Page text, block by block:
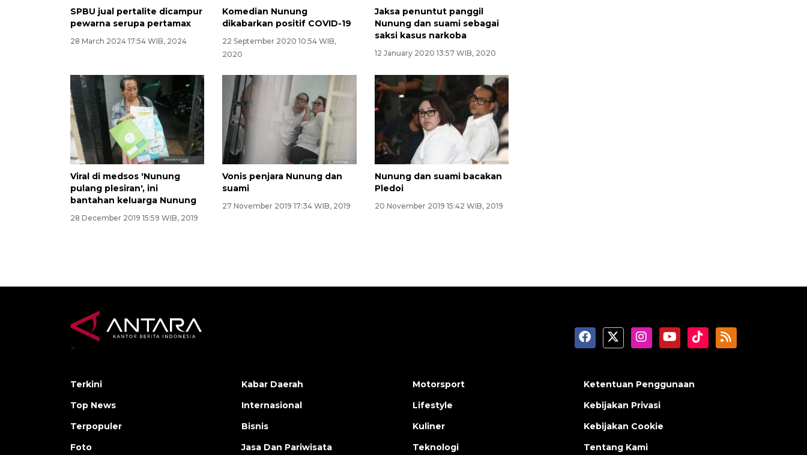
SPBU jual pertalite dicampur
pewarna serupa pertamax
28 March 2024 17:54 WIB, 2024
Komedian Nunung
dikabarkan positif COVID-19
22 September 2020 10:54 WIB,
2020
Jaksa penuntut panggil
Nunung dan suami sebagai
saksi kasus narkoba
12 January 2020 13:57 WIB, 2020
Viral di medsos 'Nunung
pulang plesiran', ini
bantahan keluarga Nunung
28 December 2019 15:59 WIB, 2019
Vonis penjara Nunung dan
suami
27 November 2019 17:34 WIB, 2019
Nunung dan suami bacakan
Pledoi
20 November 2019 15:42 WIB, 2019
>
Terkini
Top News
Terpopuler
Foto
Kabar Daerah
Internasional
Bisnis
Jasa Dan Pariwisata
Motorsport
Lifestyle
Kuliner
Teknologi
Ketentuan Penggunaan
Kebijakan Privasi
Kebijakan Cookie
Tentang Kami